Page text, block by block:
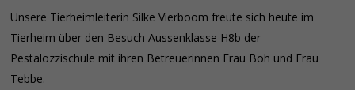
Unsere Tierheimleiterin Silke Vierboom freute sich heute im
Tierheim über den Besuch Aussenklasse H8b der
Pestalozzischule mit ihren Betreuerinnen Frau Boh und Frau
Tebbe.